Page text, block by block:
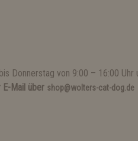
Donnerstag von 9:00 – 16:00 Uhr
Mail über shop@wolters-cat-dog.de